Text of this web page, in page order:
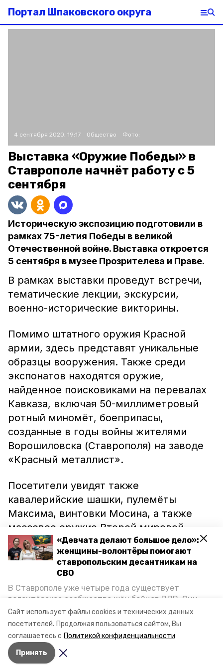
Сайт использует файлы cookies и технических данных
посетителей. Продолжая пользоваться сайтом, Вы
соглашаетесь с Политикой конфиденциальности
Принять
«Девчата делают большое дело»:
женщины-волонтёры помогают
ставропольским десантникам на
СВО
В Ставрополе уже четыре года существует
волонтёрское сообщество жён бойцов ВДВ. Они
организуют сборы вещей и продуктов для
участников спецоперации и лично отвозят всё это
на передовую. Девушки рассказали «Победе26», как
создавали добровольческий клуб и зачем проводят
масштабную акцию к 9 Мая.
Портал Шпаковского округа
4 сентября 2020, 19:17 Общество Фото:
Выставка «Оружие Победы» в
Ставрополе начнёт работу с 5
сентября
Историческую экспозицию подготовили в
рамках 75-летия Победы в великой
Отечественной войне. Выставка откроется
5 сентября в музее Прозрителева и Праве.
В рамках выставки проведут встречи,
тематические лекции, экскурсии,
военно-исторические викторины.
Помимо штатного оружия Красной
армии, здесь представят уникальные
образцы вооружения. Также среди
экспонатов находятся оружие,
найденное поисковиками на перевалах
Кавказа, включая 50-миллиметровый
ротный миномёт, боеприпасы,
созданные в годы войны жителями
Ворошиловска (Ставрополя) на заводе
«Красный металлист».
Посетители увидят также
кавалерийские шашки, пулемёты
Максима, винтовки Мосина, а также
массовое оружие Второй мировой
войны — пистолеты-пулемёты
различных систем, среди них и
пистолет-пулемёт Шпагина (ППШ).
Экспозиция создана при финансовой
поддержке Правительства
Ставропольского края.
Авторы: Светлана Наздрачёва